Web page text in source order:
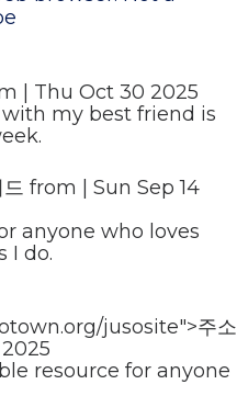
Thu Oct 30 2025
my best friend is
from
Sun Sep 14
anyone who loves
I do.
jusosite">주소
resource for anyone